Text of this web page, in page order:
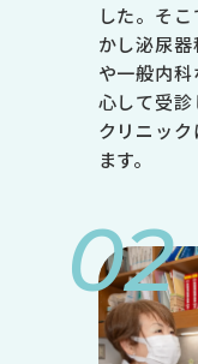
した。そ
かし泌尿
や一般内
心して受
クリニッ
ます。
02